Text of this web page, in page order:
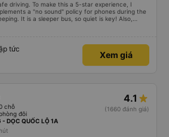
driving. To make this a 5-star experience, I
a "no sound" policy for phones during the
It is a sleeper bus, so quiet is key! Also,
clearly inside the cabin for convenience. I
im lặng (tắt âm thanh điện thoại) vào ban đêm
khác ngủ. Ngoài ra, nhà xe nên dán sẵn mật
khách dễ dàng sử dụng. Tôi vẫn sẽ tiếp tục ủng
tức
Xem giá
chỗ
đôi
4.1
(1660 đánh giá)
- DỌC QUỐC LỘ 1A